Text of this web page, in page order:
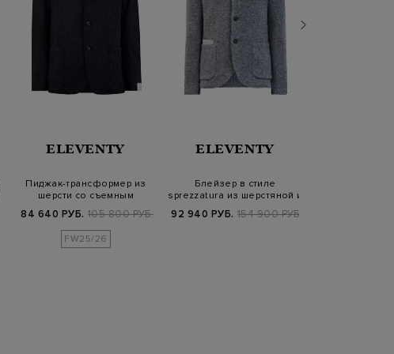
ELEVENTY
Пиджак-трансформер из
шерсти со съемным
84 640 РУБ. 105 800 РУБ.
FW25/26
ELEVENTY
Блейзер в стиле
sprezzatura из шерстяной и
92 940 РУБ. 154 900 РУБ.